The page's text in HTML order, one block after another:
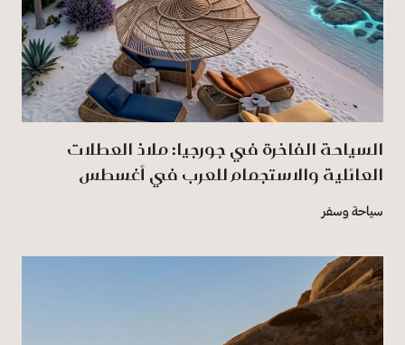
السياحة الفاخرة في جورجيا: ملاذ العطلات
العائلية والاستجمام للعرب في أغسطس
سياحة وسفر